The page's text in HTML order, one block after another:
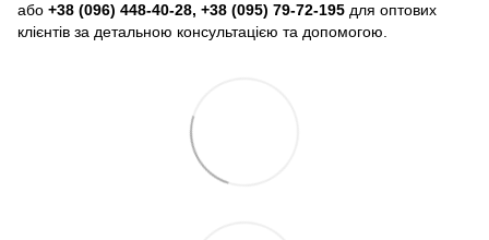
або +38 (096) 448-40-28, +38 (095) 79-72-195 для оптових
клієнтів за детальною консультацією та допомогою.